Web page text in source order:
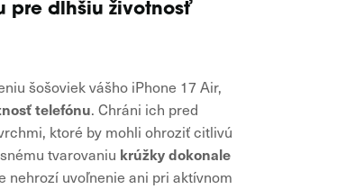
pre dlhšiu životnosť
šošoviek vášho iPhone 17 Air,
telefónu. Chráni ich pred
ktoré by mohli ohroziť citlivú
tvarovaniu krúžky dokonale
nehrozí uvoľnenie ani pri aktívnom